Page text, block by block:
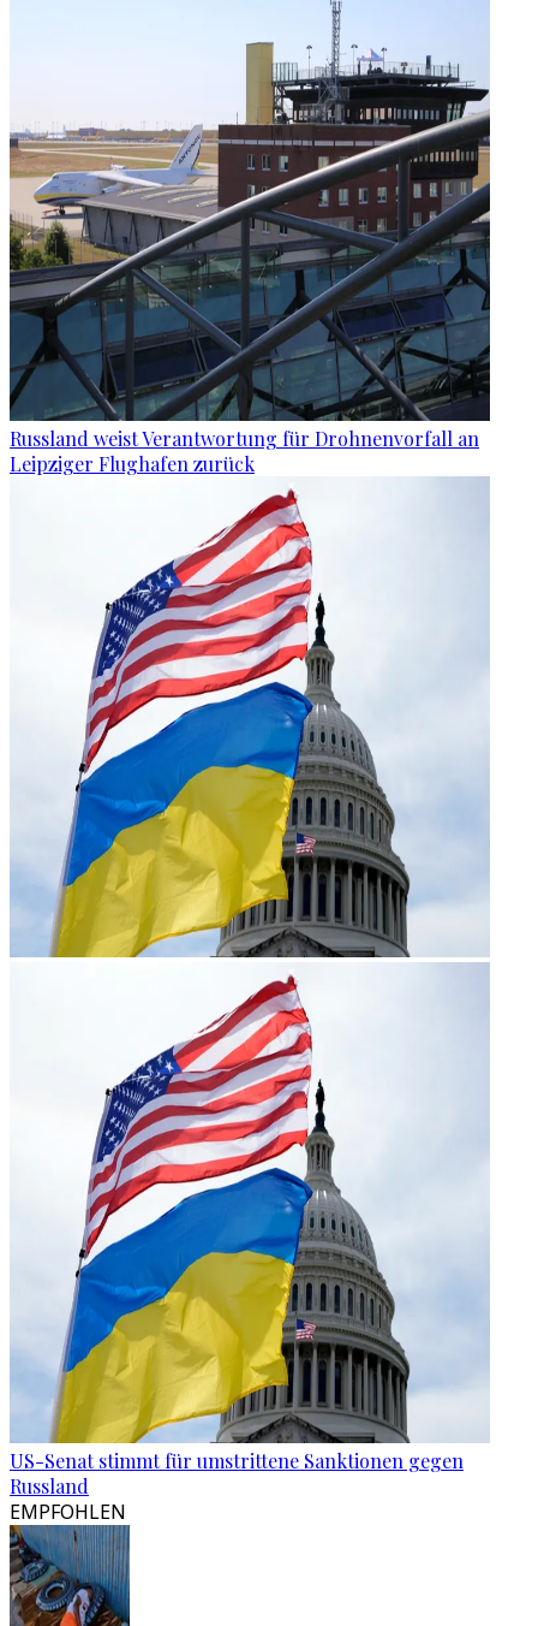
Russland weist Verantwortung für Drohnenvorfall an
Leipziger Flughafen zurück
US-Senat stimmt für umstrittene Sanktionen gegen
Russland
EMPFOHLEN